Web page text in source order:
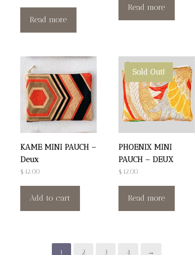
Read more
Read more
KAME MINI PAUCH –
Deux
$42.00
Add to cart
Sold Out!
PHOENIX MINI
PAUCH – DEUX
$42.00
Read more
1 2 3 4 →